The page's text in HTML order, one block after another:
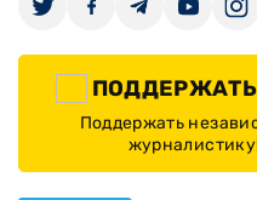
ПОДДЕРЖАТЬ
Поддержать